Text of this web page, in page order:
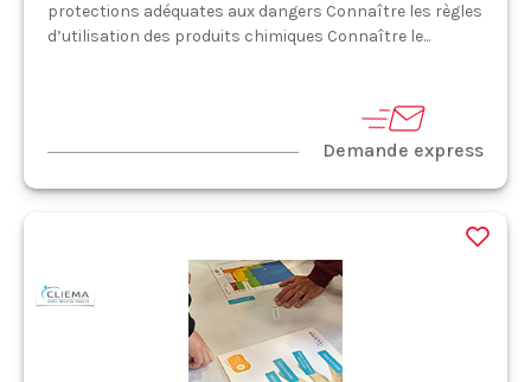
protections adéquates aux dangers Connaître les règles
d’utilisation des produits chimiques Connaître le...
Demande express